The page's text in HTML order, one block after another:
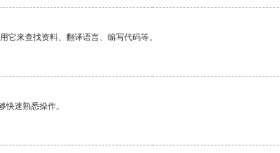
它来查找资料、翻译语言、编写代码等。
速熟悉操作。